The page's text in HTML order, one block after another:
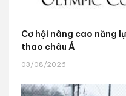
Cơ hội nâng cao năng
thao châu Á
03/08/2026